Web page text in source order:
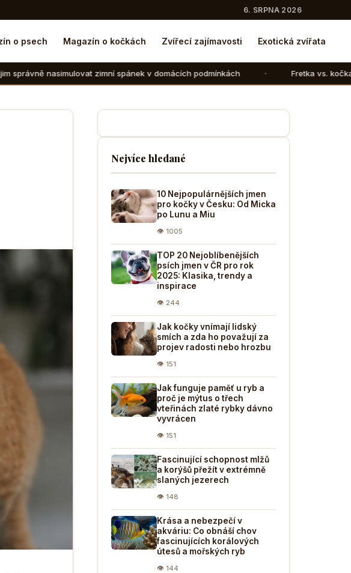
6. SRPNA 2026
o psech Magazín o kočkách Zvířecí zajímavosti Exotická zvířata
zimní spánek v domácích podmínkách Fretka vs. kočka: V čem se liší
Nejvíce hledané
10 Nejpopulárnějších jmen
pro kočky v Česku: Od Micka
po Lunu a Miu
👁 1005
TOP 20 Nejoblíbenějších
psích jmen v ČR pro rok
2025: Klasika, trendy a
inspirace
👁 244
Jak kočky vnímají lidský
smích a zda ho považují za
projev radosti nebo hrozbu
👁 151
Jak funguje paměť u ryb a
proč je mýtus o třech
vteřinách zlaté rybky dávno
vyvrácen
👁 151
Fascinující schopnost mlžů
a korýšů přežít v extrémně
slaných jezerech
👁 148
Krása a nebezpečí v
akváriu: Co obnáší chov
fascinujících korálových
útesů a mořských ryb
👁 144